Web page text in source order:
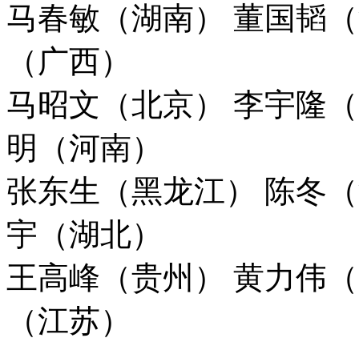
马春敏（湖南） 董国韬
（广西）
马昭文（北京） 李宇隆
明（河南）
张东生（黑龙江） 陈冬
宇（湖北）
王高峰（贵州） 黄力伟
（江苏）